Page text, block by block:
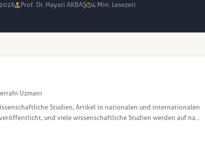
Prof. Dr. Hayati AKBAŞ 4 Min. Lesezeit
Uzmanı
Studien, Artikel in nationalen und internationalen
und viele wissenschaftliche Studien werden auf na...